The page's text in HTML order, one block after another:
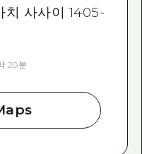
치 사사이 1405-
20분